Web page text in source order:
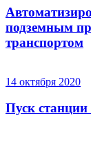
подземным
транспортом
14 октября 2020
Пуск станции